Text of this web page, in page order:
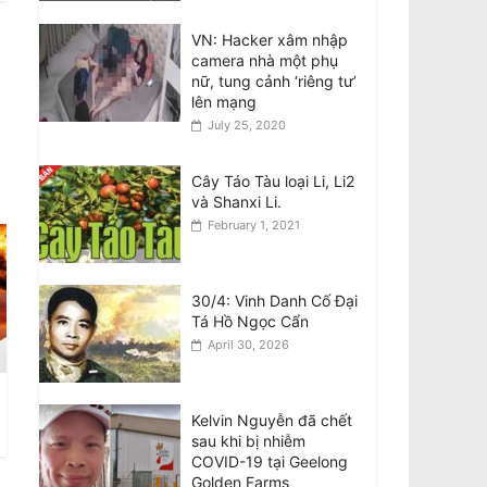
President of the
Socialist Republic of
Vietnam
August 6, 2026
tốc độ 8.690 km/h
August 6, 2026
cần quan tâm đến đột
quỵ?
August 6, 2026
VN: Hacker xâm nhập
camera nhà một phụ
nữ, tung cảnh ‘riêng tư’
lên mạng
July 25, 2020
Cây Táo Tàu loại Li, Li2
và Shanxi Li.
February 1, 2021
30/4: Vinh Danh Cố Đại
Tá Hồ Ngọc Cẩn
April 30, 2026
Kelvin Nguyễn đã chết
sau khi bị nhiễm
COVID-19 tại Geelong
Golden Farms